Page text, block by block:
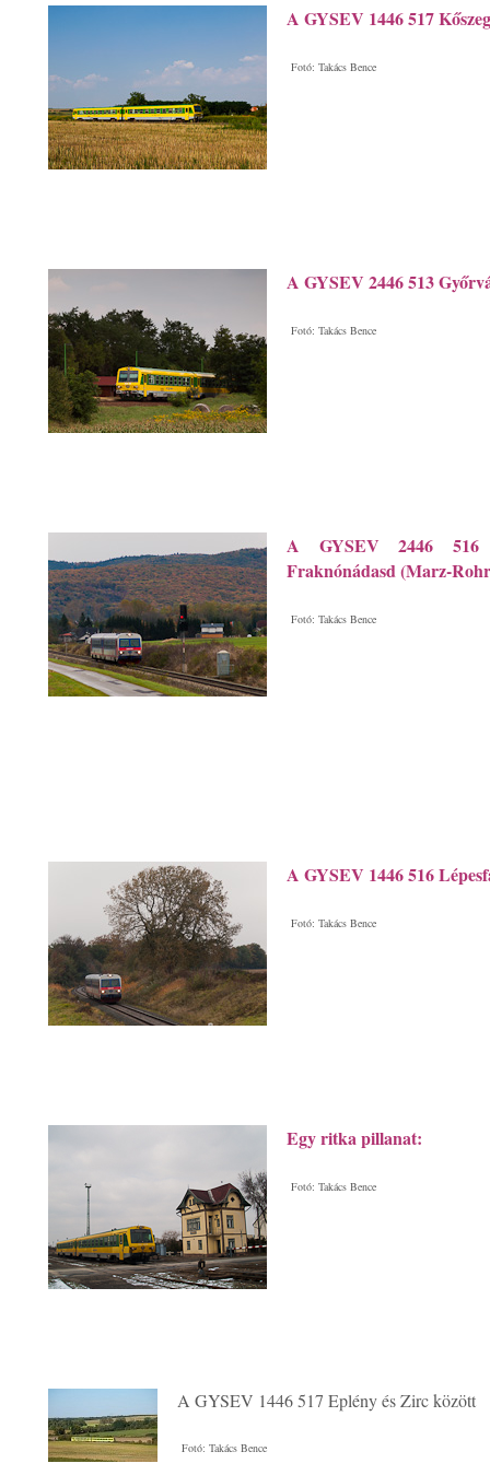
A GYSEV 1446 517
Fotó: Takács Bence
A GYSEV 2446 513
Fotó: Takács Bence
A GYSEV 2446 516
Fraknónádasd (Marz-
Fotó: Takács Bence
A GYSEV 1446 516
Fotó: Takács Bence
Egy ritka pillanat:
Fotó: Takács Bence
A GYSEV 1446 517 Eplény és Zirc között
Fotó: Takács Bence